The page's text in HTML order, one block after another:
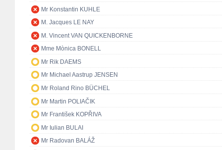
Mr Konstantin KUHLE
M. Jacques LE NAY
M. Vincent VAN QUICKENBORNE
Mme Mònica BONELL
Mr Rik DAEMS
Mr Michael Aastrup JENSEN
Mr Roland Rino BÜCHEL
Mr Martin POLIAČIK
Mr František KOPŘIVA
Mr Iulian BULAI
Mr Radovan BALÁŽ